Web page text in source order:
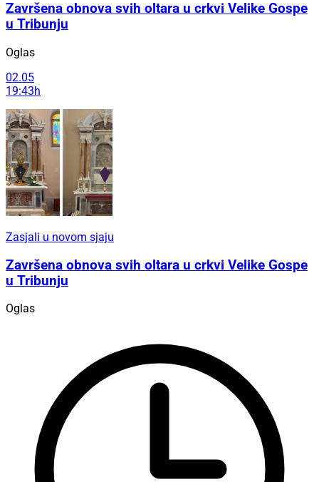
Završena obnova svih oltara u crkvi Velike Gospe
u Tribunju
Oglas
02.05
19:43h
Zasjali u novom sjaju
Završena obnova svih oltara u crkvi Velike Gospe
u Tribunju
Oglas